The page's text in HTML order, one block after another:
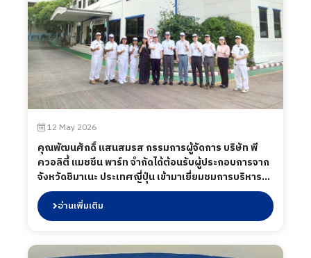
12 May 2026
คุณพัฒนศักดิ์ แสนสมรส กรรมการผู้จัดการ บริษัท พี
ควอลิตี้ แมชชีน พาร์ท จำกัดได้ต้อนรับผู้ประกอบการจาก
จังหวัดชิมาเนะ ประเทศญี่ปุ่น เข้ามาเยี่ยมชมการบริหาร
การจัดการในกระบวนการผลิตของบริษัท ฯ เพื่อแลก
เปลี่ยนข้อมูลและมุมมองด้านอุตสาหกรรม การผลิต และ
ซัพพลายเชนระหว่างผู้ประกอบการไทยและญี่ปุ่น เมื่อวันที่
อ่านเพิ่มเติม